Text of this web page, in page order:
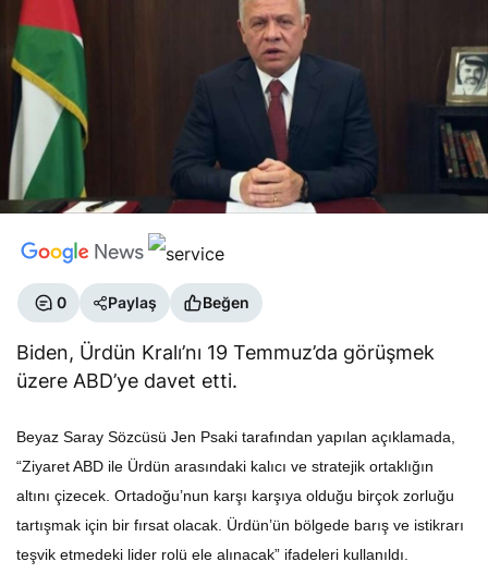
0 Paylaş Beğen
Biden, Ürdün Kralı’nı 19 Temmuz’da görüşmek
üzere ABD’ye davet etti.
Beyaz Saray Sözcüsü Jen Psaki tarafından yapılan açıklamada,
“Ziyaret ABD ile Ürdün arasındaki kalıcı ve stratejik ortaklığın
altını çizecek. Ortadoğu’nun karşı karşıya olduğu birçok zorluğu
tartışmak için bir fırsat olacak. Ürdün’ün bölgede barış ve istikrarı
teşvik etmedeki lider rolü ele alınacak” ifadeleri kullanıldı.